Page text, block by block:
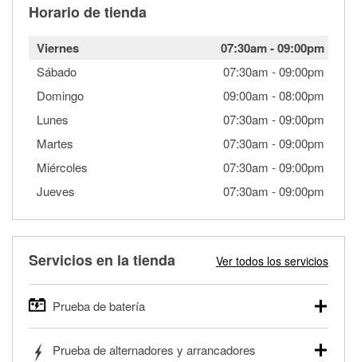
Horario de tienda
Viernes 07:30am-09:00pm
Sábado 07:30am -09:00pm
Domingo
09:00am -08:00pm
Lunes
07:30am -09:00pm
Martes
07:30am -09:00pm
Miércoles
07:30am -09:00pm
Jueves
07:30am -09:00pm
Servicios en la tienda Ver todos los servicios
Prueba de batería
autos, camionetas, SUVs, vehículos comerciales y
Prueba de alternadores y arrancadores